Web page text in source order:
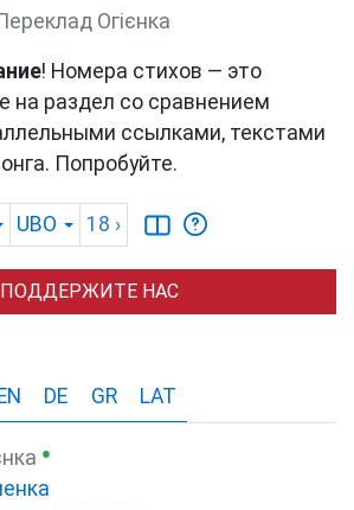
Огієнка
! Номера стихов — это
на раздел со сравнением
ссылками, текстами
Попробуйте.
UBO 18 ›
ПОДДЕРЖИТЕ НАС
EN DE GR LAT
●